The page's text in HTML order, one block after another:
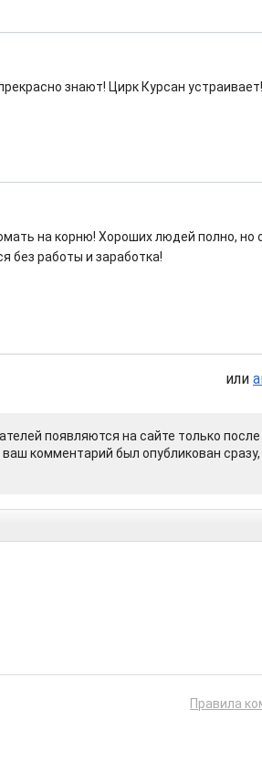
знают! Цирк Курсан устраивает!
на корню! Хороших людей полно, но
без работы и заработка!
или
появляются на сайте только после
комментарий был опубликован сразу,
Правила